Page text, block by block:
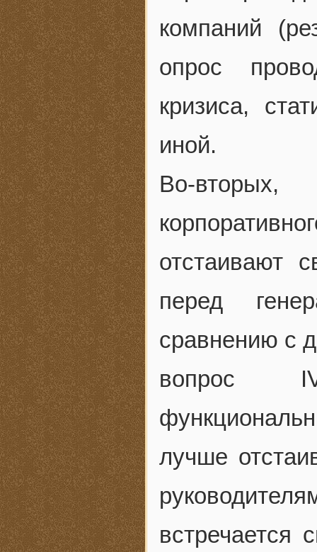
компаний
опрос
кризиса,
иной.
Во-вторых,
отстаивают
перед
сравнению с
вопрос
лучше
встречается